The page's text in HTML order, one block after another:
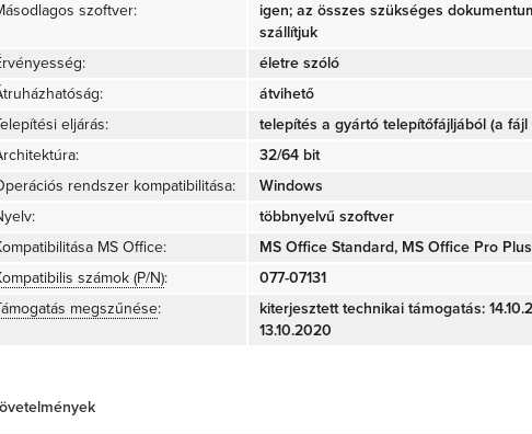
szoftver:
igen; az összes szükséges
szállítjuk
életre szóló
átvihető
eljárás:
telepítés a gyártó telepítőfájljából (a
32/64 bit
rendszer kompatibilitása:
Windows
többnyelvű szoftver
MS Office:
MS Office Standard, MS Office Pro
számok (P/N):
077-07131
megszűnése:
kiterjesztett technikai támogatás:
13.10.2020